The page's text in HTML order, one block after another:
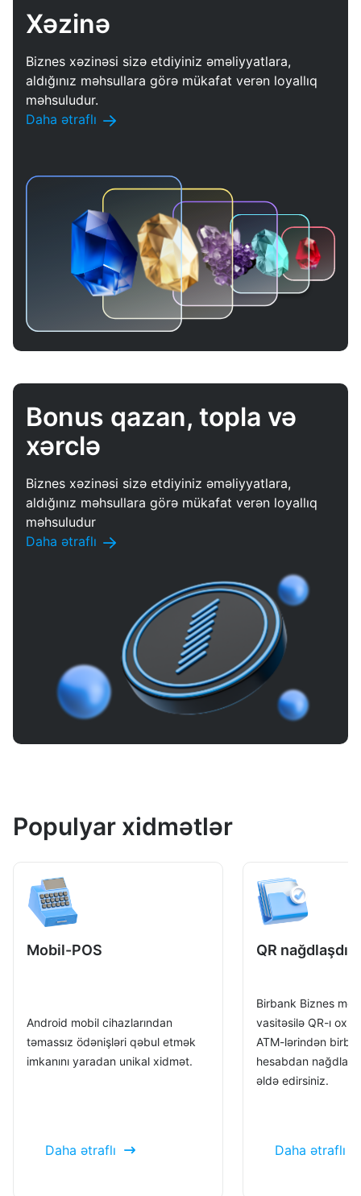
Xəzinə
Biznes xəzinəsi sizə etdiyiniz əməliyyatlara,
aldığınız məhsullara görə mükafat verən loyallıq
məhsuludur.
Daha ətraflı
Bonus qazan, topla və
xərclə
Biznes xəzinəsi sizə etdiyiniz əməliyyatlara,
aldığınız məhsullara görə mükafat verən loyallıq
məhsuludur
Daha ətraflı
Populyar xidmətlər
Mobil-POS
Android mobil cihazlarından
təmassız ödənişləri qəbul etmək
imkanını yaradan unikal xidmət.
Daha ətraflı
QR
Birbank Biznes
vasitəsilə QR-ı
ATM-lərindən
hesabdan
əldə edirsiniz.
Daha ətraflı